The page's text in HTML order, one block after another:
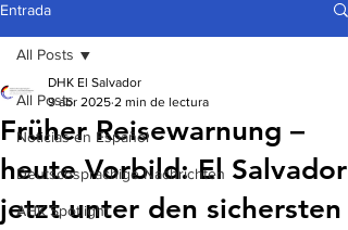
Entrada
All Posts
Noticias en Español
Deutschsprachige Nachrichten
AHK Spotlight
All Posts
Früher Reisewarnung –
heute Vorbild: El Salvador
jetzt unter den sichersten
DHK El Salvador
9 abr 2025 2 min de lectura